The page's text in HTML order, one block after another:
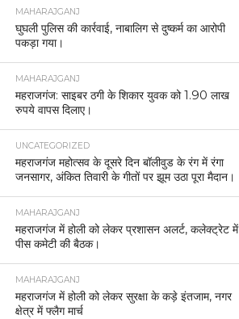
MAHARAJGANJ
घुघली पुलिस की कार्रवाई, नाबालिग से दुष्कर्म का आरोपी
पकड़ा गया।
MAHARAJGANJ
महराजगंज: साइबर ठगी के शिकार युवक को 1.90 लाख
रुपये वापस दिलाए।
UNCATEGORIZED
महराजगंज महोत्सव के दूसरे दिन बॉलीवुड के रंग में रंगा
जनसागर, अंकित तिवारी के गीतों पर झूम उठा पूरा मैदान।
MAHARAJGANJ
महराजगंज में होली को लेकर प्रशासन अलर्ट, कलेक्ट्रेट में
पीस कमेटी की बैठक।
MAHARAJGANJ
महराजगंज में होली को लेकर सुरक्षा के कड़े इंतजाम, नगर
क्षेत्र में फ्लैग मार्च